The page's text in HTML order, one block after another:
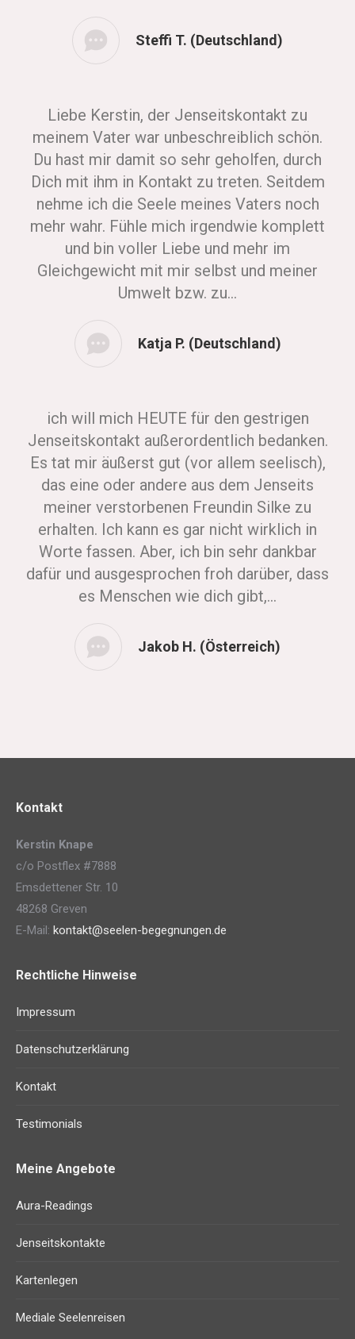
Steffi T. (Deutschland)
Katja P. (Deutschland)
Liebe Kerstin, der Jenseitskontakt zu
meinem Vater war unbeschreiblich schön.
Du hast mir damit so sehr geholfen, durch
Dich mit ihm in Kontakt zu treten. Seitdem
nehme ich die Seele meines Vaters noch
mehr wahr. Fühle mich irgendwie komplett
und bin voller Liebe und mehr im
Gleichgewicht mit mir selbst und meiner
Umwelt bzw. zu…
Jakob H. (Österreich)
ich will mich HEUTE für den gestrigen
Jenseitskontakt außerordentlich bedanken.
Es tat mir äußerst gut (vor allem seelisch),
das eine oder andere aus dem Jenseits
meiner verstorbenen Freundin Silke zu
erhalten. Ich kann es gar nicht wirklich in
Worte fassen. Aber, ich bin sehr dankbar
dafür und ausgesprochen froh darüber, dass
es Menschen wie dich gibt,…
Kontakt
Kerstin Knape
c/o Postflex #7888
Emsdettener Str. 10
48268 Greven
E-Mail: kontakt@seelen-begegnungen.de
Rechtliche Hinweise
Impressum
Datenschutzerklärung
Kontakt
Testimonials
Meine Angebote
Aura-Readings
Jenseitskontakte
Kartenlegen
Mediale Seelenreisen